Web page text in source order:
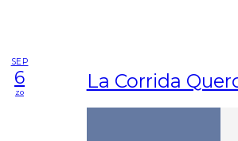
SEP
6
zo La Corrida